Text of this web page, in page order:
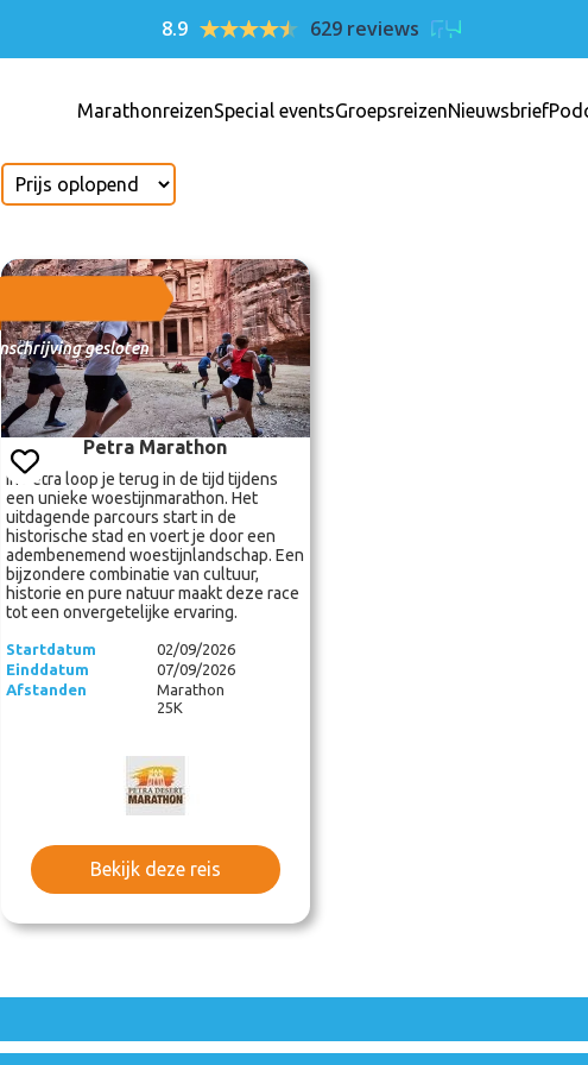
8.9 629 reviews
MarathonreizenSpecial eventsGroepsreizenNieuwsbrief
Inschrijving gesloten
Petra Marathon
In Petra loop je terug in de tijd tijdens
een unieke woestijnmarathon. Het
uitdagende parcours start in de
historische stad en voert je door een
adembenemend woestijnlandschap. Een
bijzondere combinatie van cultuur,
historie en pure natuur maakt deze race
tot een onvergetelijke ervaring.
Startdatum
02/09/2026
Einddatum
07/09/2026
Afstanden
Marathon
25K
Bekijk deze reis